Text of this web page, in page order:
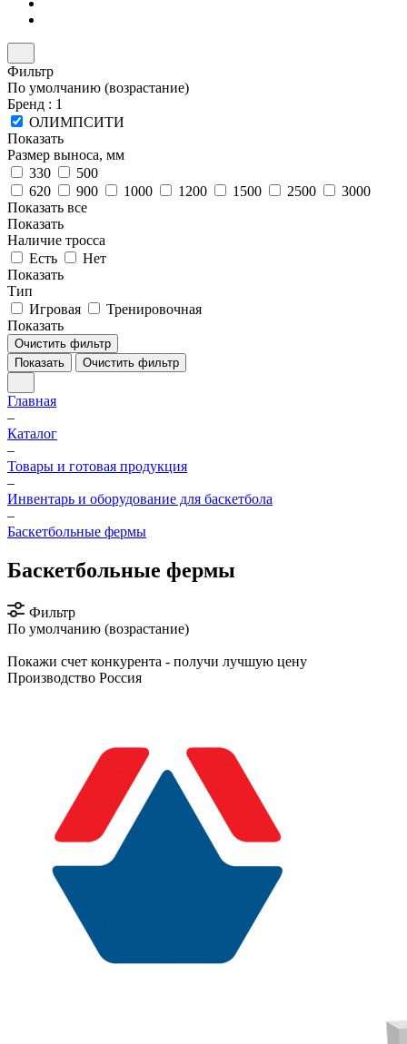
Фильтр
По умолчанию (возрастание)
Бренд : 1
ОЛИМПСИТИ
Показать
Размер выноса, мм
330
500
620
900 1000 1200 1500 2500
3000
Показать все
Показать
Наличие тросса
Есть
Нет
Показать
Тип
Игровая
Тренировочная
Показать
Очистить фильтр
Показать
Очистить фильтр
Главная
–
Каталог
–
Товары и готовая продукция
–
Инвентарь и оборудование для баскетбола
–
Баскетбольные фермы
Баскетбольные фермы
Фильтр
По умолчанию (возрастание)
Покажи счет конкурента - получи лучшую цену
Производство Россия